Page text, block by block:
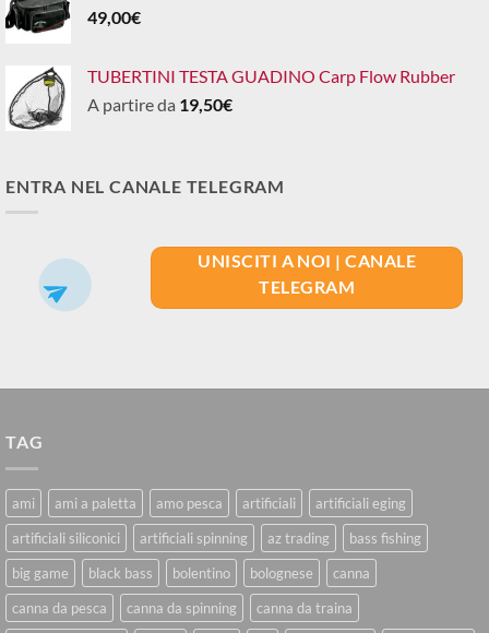
49,00€
TUBERTINI TESTA GUADINO Carp Flow Rubber
A partire da 19,50€
ENTRA NEL CANALE TELEGRAM
UNISCITI A NOI | CANALE
TELEGRAM
TAG
ami ami a paletta amo pesca artificiali
artificiali eging
artificiali siliconici
artificiali spinning az trading
bass fishing
big game
black bass bolentino bolognese
canna
canna da pesca
canna da spinning canna da traina